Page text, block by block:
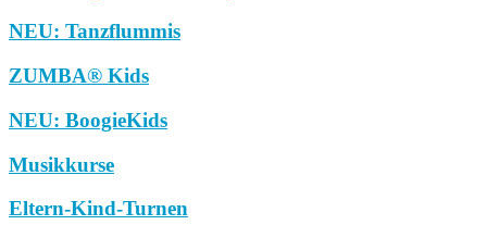
NEU: Tanzflummis
ZUMBA® Kids
NEU: BoogieKids
Musikkurse
Eltern-Kind-Turnen